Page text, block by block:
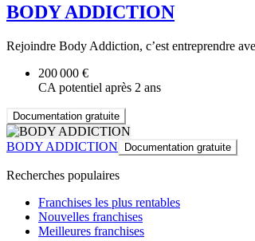
BODY ADDICTION
Rejoindre Body Addiction, c’est entreprendre
200 000 €
CA potentiel après 2 ans
Documentation gratuite
BODY ADDICTION Documentation gratuite
Recherches populaires
Franchises les plus rentables
Nouvelles franchises
Meilleures franchises